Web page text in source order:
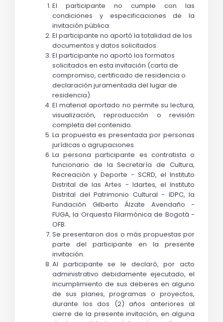
El participante no cumple con las
condiciones y especificaciones de la
invitación pública.
El participante no aportó la totalidad de los
documentos y datos solicitados.
El participante no aportó los formatos
solicitados en esta invitación (carta de
compromiso, certificado de residencia o
declaración juramentada del lugar de
residencia).
El material aportado no permite su lectura,
visualización, reproducción o revisión
completa del contenido.
La propuesta es presentada por personas
jurídicas o agrupaciones.
La persona participante es contratista o
funcionario de la Secretaría de Cultura,
Recreación y Deporte - SCRD, el Instituto
Distrital de las Artes - Idartes, el Instituto
Distrital del Patrimonio Cultural - IDPC, la
Fundación Gilberto Álzate Avendaño -
FUGA, la Orquesta Filarmónica de Bogotá -
OFB.
Se presentaron dos o más propuestas por
parte del participante en la presente
invitación.
Al participante se le declaró, por acto
administrativo debidamente ejecutado, el
incumplimiento de sus deberes en alguno
de sus planes, programas o proyectos,
durante los dos (2) años anteriores al
cierre de la presente invitación, en alguna